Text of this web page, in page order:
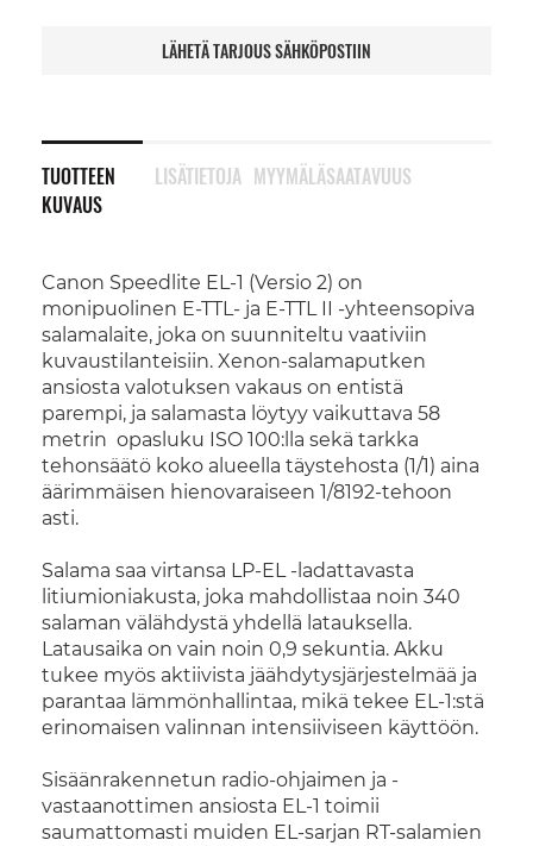
LÄHETÄ TARJOUS SÄHKÖPOSTIIN
TUOTTEEN
KUVAUS
Canon Speedlite EL-1 (Versio 2) on
monipuolinen E-TTL- ja E-TTL II -yhteensopiva
salamalaite, joka on suunniteltu vaativiin
kuvaustilanteisiin. Xenon-salamaputken
ansiosta valotuksen vakaus on entistä
parempi, ja salamasta löytyy vaikuttava 58
metrin opasluku ISO 100:lla sekä tarkka
tehonsäätö koko alueella täystehosta (1/1) aina
äärimmäisen hienovaraiseen 1/8192-tehoon
asti.
Salama saa virtansa LP-EL -ladattavasta
litiumioniakusta, joka mahdollistaa noin 340
salaman välähdystä yhdellä latauksella.
Latausaika on vain noin 0,9 sekuntia. Akku
tukee myös aktiivista jäähdytysjärjestelmää ja
parantaa lämmönhallintaa, mikä tekee EL-1:stä
erinomaisen valinnan intensiiviseen käyttöön.
Sisäänrakennetun radio-ohjaimen ja -
vastaanottimen ansiosta EL-1 toimii
saumattomasti muiden EL-sarjan RT-salamien
LISÄTIETOJA MYYMÄLÄSAATAVUUS